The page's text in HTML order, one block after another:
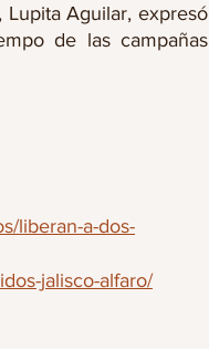
Lupita Aguilar, expresó
de las campañas
liberan-a-dos-
jalisco-alfaro/